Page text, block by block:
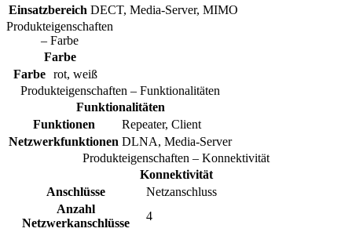
Einsatzbereich DECT, Media-Server, MIMO
Produkteigenschaften
– Farbe
Farbe
Farbe rot, weiß
Produkteigenschaften – Funktionalitäten
Funktionalitäten
Funktionen
Repeater, Client
Netzwerkfunktionen DLNA, Media-Server
Produkteigenschaften – Konnektivität
Konnektivität
Anschlüsse
Netzanschluss
Anzahl
Netzwerkanschlüsse
4